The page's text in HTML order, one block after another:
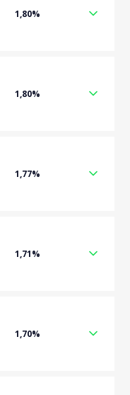
1,80%
1,80%
1,77%
1,71%
1,70%